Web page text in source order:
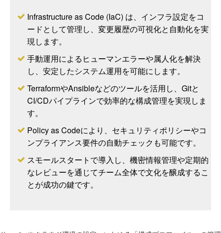
Infrastructure as Code (IaC) は、インフラ設定をコ
ードとして管理し、変更履歴の可視化と自動化を実
現します。
手動運用によるヒューマンエラーや属人化を解決
し、安定したシステム運用を可能にします。
TerraformやAnsibleなどのツールを活用し、Gitと
CI/CDパイプラインで効率的な構成管理を実現しま
す。
Policy as Codeにより、セキュリティポリシーやコ
ンプライアンス要件の自動チェックも可能です。
スモールスタートで導入し、機密情報管理や定期的
なレビューを通じてチーム全体で文化を醸成するこ
とが成功の鍵です。